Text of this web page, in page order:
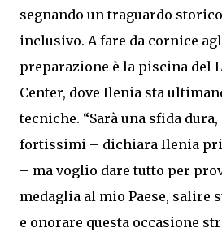
segnando un traguardo
inclusivo. A fare da cornice
preparazione è la piscina del
Center, dove Ilenia sta
tecniche. “Sarà una sfida
fortissimi – dichiara Ilenia
– ma voglio dare tutto per
medaglia al mio Paese, salire
e onorare questa occasione